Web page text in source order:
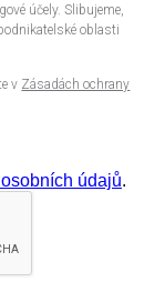
účely. Slibujeme,
oblasti
v Zásadách ochrany
údajů.